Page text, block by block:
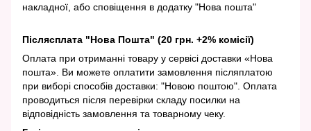
накладної, або сповіщення в додатку "Нова пошта"
Післясплата "Нова Пошта" (20 грн. +2% комісії)
Оплата при отриманні товару у сервісі доставки «Нова
пошта». Ви можете оплатити замовлення післяплатою
при виборі способів доставки: "Новою поштою". Оплата
проводиться після перевірки складу посилки на
відповідність замовлення та товарному чеку.